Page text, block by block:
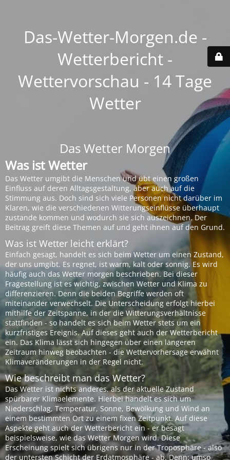
Das-Wetter-Morgen.de -
Wetterbericht -
Wettervorschau - 14 Tage
Wetter
Das Wetter Morgen
Was ist Wetter
Das Wetter umgibt die Menschen und übt einen großen
Einfluss auf deren Alltagsgestaltung, aber auch auf die
Stimmung aus. Doch sind sich viele Personen nicht darüber im
Klaren, wie die verschiedenen Witterungseinflüsse überhaupt
zustande kommen und wodurch sie sich auszeichnen. Der
Beitrag greift diese Themen auf und geht ihnen auf den Grund.
Was ist Wetter leicht erklärt?
Einfach gesagt, handelt es sich beim Wetter um einen Zustand,
der uns umgibt. Es regnet, ist warm, kalt oder sonnig. Es wird
häufig auch das Wetter morgen beschrieben. Bei dieser
Fragestellung ist es wichtig, zwischen Wetter und Klima zu
differenzieren. Denn die beiden Begriffe werden oft
miteinander verwechselt. Die Unterscheidung erfolgt hierbei
mithilfe der Zeitspanne, in der die Witterungsverhältnisse
stattfinden - so handelt es sich beim Wetter stets um ein
kurzfristiges Ereignis. Auf dieses geht auch der Wetterbericht
ein. Das Klima lässt sich hingegen über einen längeren
Zeitraum hinweg beobachten - die Wettervorhersage erwähnt
Klimaveränderungen in der Regel nicht.
Wie beschreibt man das Wetter?
Das Wetter ist nichts anderes, als der aktuelle Zustand
spürbarer Klimaelemente. Hierbei handelt es sich um
Niederschlag, Temperatur, Sonne, Bewölkung und Wind an
einem bestimmten Ort zu einem fixen Zeitpunkt. Auf diese
Aspekte geht auch der Wetterbericht ein - er besagt
beispielsweise, wie das Wetter Morgen wird. Diese
Erscheinung spielt sich übrigens nur in der Troposphäre - also
der untersten Schicht der Erdatmosphäre - ab. Denn: umso